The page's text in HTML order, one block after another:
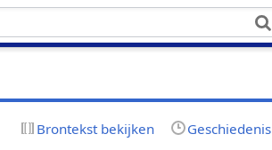
Brontekst bekijken Geschiedenis